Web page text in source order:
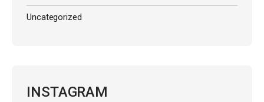
Uncategorized
INSTAGRAM